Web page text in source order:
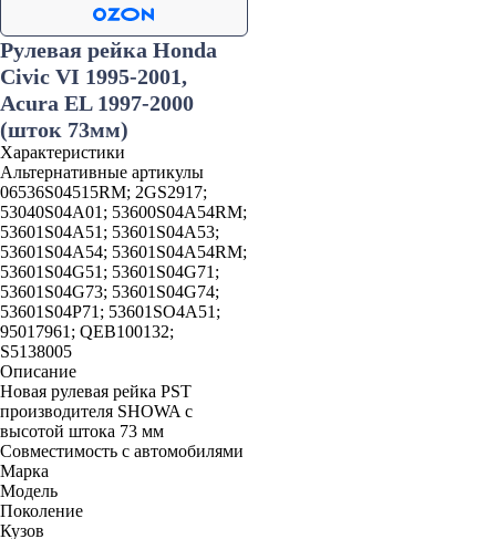
Рулевая рейка Honda
Civic VI 1995-2001,
Acura EL 1997-2000
(шток 73мм)
Характеристики
Альтернативные артикулы
06536S04515RM; 2GS2917;
53040S04A01; 53600S04A54RM;
53601S04A51; 53601S04A53;
53601S04A54; 53601S04A54RM;
53601S04G51; 53601S04G71;
53601S04G73; 53601S04G74;
53601S04P71; 53601SO4A51;
95017961; QEB100132;
S5138005
Описание
Новая рулевая рейка PST
производителя SHOWA c
высотой штока 73 мм
Совместимость с автомобилями
Марка
Модель
Поколение
Кузов